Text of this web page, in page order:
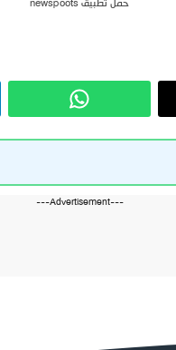
حمل تطبيق newspoots
---Advertisement---